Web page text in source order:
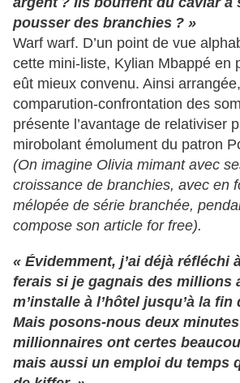
pousser des branchies ? »
Warf warf. D’un point de vue
cette mini-liste, Kylian Mbappé en
eût mieux convenu. Ainsi
comparution-confrontation des
présente l’avantage de relativiser
mirobolant émolument du patron
(On imagine Olivia mimant avec
croissance de branchies, avec en
mélopée de série branchée,
compose son article for free).
« Évidemment, j’ai déjà réfléchi
ferais si je gagnais des millions
m’installe à l’hôtel jusqu’à la
Mais posons-nous deux
millionnaires ont certes
mais aussi un emploi du temps